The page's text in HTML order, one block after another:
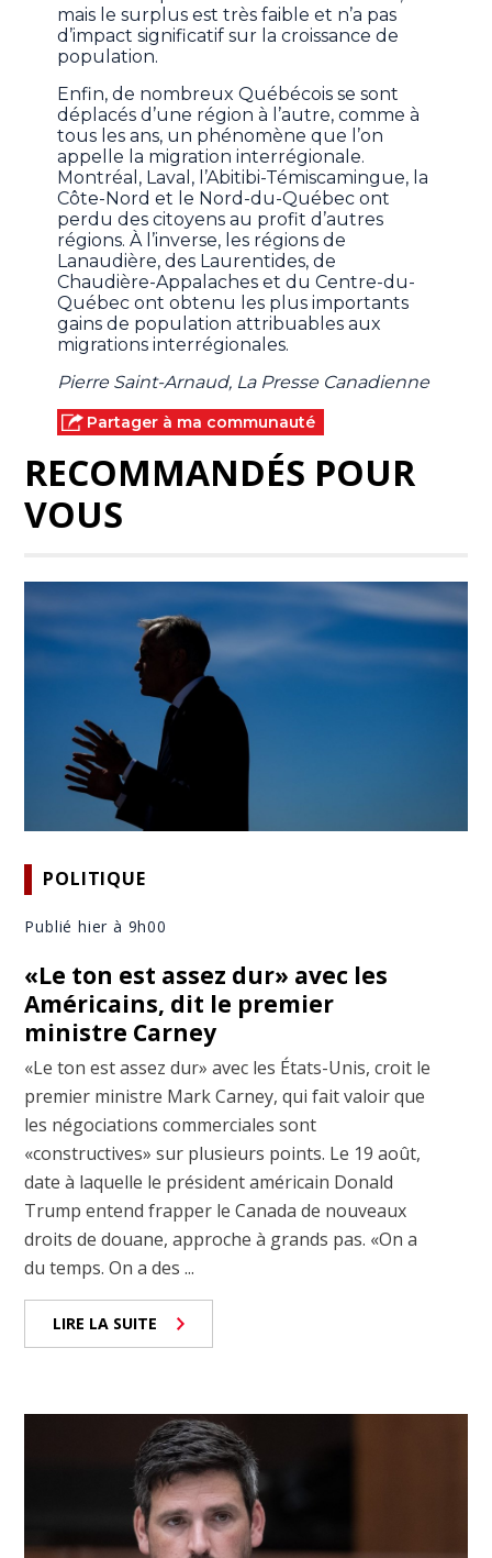
mais le surplus est très faible et n’a pas
d’impact significatif sur la croissance de
population.
Enfin, de nombreux Québécois se sont
déplacés d’une région à l’autre, comme à
tous les ans, un phénomène que l’on
appelle la migration interrégionale.
Montréal, Laval, l’Abitibi-Témiscamingue, la
Côte-Nord et le Nord-du-Québec ont
perdu des citoyens au profit d’autres
régions. À l’inverse, les régions de
Lanaudière, des Laurentides, de
Chaudière-Appalaches et du Centre-du-
Québec ont obtenu les plus importants
gains de population attribuables aux
migrations interrégionales.
Pierre Saint-Arnaud, La Presse Canadienne
Partager à ma communauté
RECOMMANDÉS POUR
VOUS
POLITIQUE
Publié hier à 9h00
«Le ton est assez dur» avec les
Américains, dit le premier
ministre Carney
«Le ton est assez dur» avec les États-Unis, croit le
premier ministre Mark Carney, qui fait valoir que
les négociations commerciales sont
«constructives» sur plusieurs points. Le 19 août,
date à laquelle le président américain Donald
Trump entend frapper le Canada de nouveaux
droits de douane, approche à grands pas. «On a
du temps. On a des ...
LIRE LA SUITE